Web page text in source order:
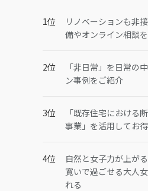
リノベーションも非
備やオンライン相談
「非日常」を日常の
ン事例をご紹介
「既存住宅における
事業」を活用してお
自然と女子力が上が
寛いで過ごせる大人
れる